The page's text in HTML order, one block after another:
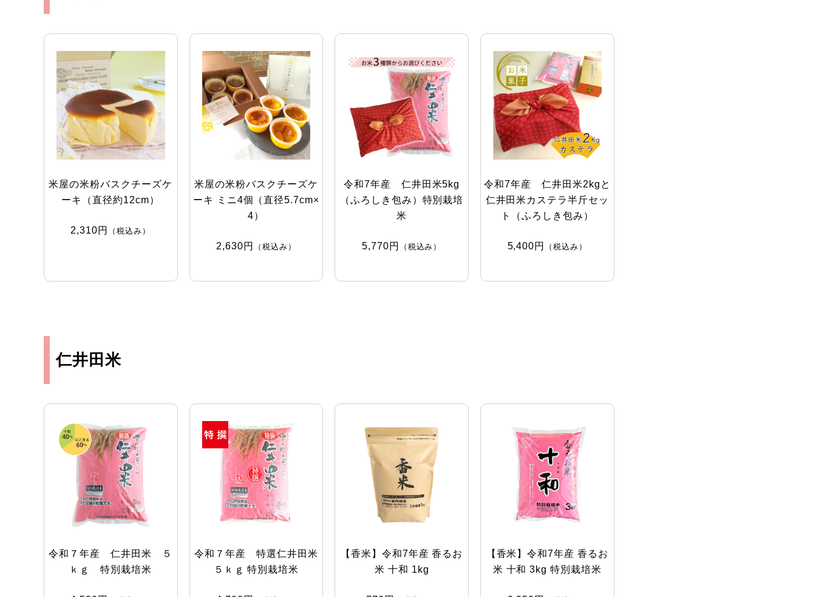
米屋の米粉バスクチーズケ
ーキ（直径約12cm）
2,310円 （税込み）
米屋の米粉バスクチーズケ
ーキ ミニ4個（直径5.7cm×
4）
2,630円 （税込み）
令和7年産 仁井田米5kg
（ふろしき包み）特別栽培
米
5,770円 （税込み）
令和7年産 仁井田米2kgと
仁井田米カステラ半斤セッ
ト（ふろしき包み）
5,400円 （税込み）
仁井田米
令和７年産 仁井田米 ５
ｋｇ 特別栽培米
令和７年産 特選仁井田米
５ｋｇ 特別栽培米
【香米】令和7年産 香るお
米 十和 1kg
【香米】令和7年産 香るお
米 十和 3kg 特別栽培米